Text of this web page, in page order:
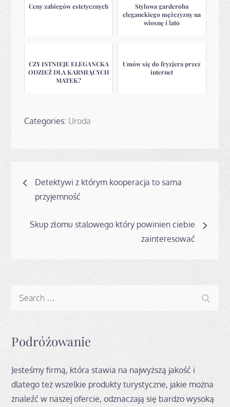
Ceny zabiegów estetycznych
Stylowa garderoba
eleganckiego mężczyzny na
wiosnę i lato
CZY ISTNIEJE ELEGANCKA
ODZIEŻ DLA KARMIĄCYCH
MATEK?
Umów się do fryzjera przez
internet
Categories: Uroda
Nawigacja
wpisu
Detektywi z którym kooperacja to sama
przyjemność
Skup złomu stalowego który powinien ciebie
zainteresować
Podróżowanie
Jesteśmy firmą, która stawia na najwyższą jakość i
dlatego też wszelkie produkty turystyczne, jakie można
znaleźć w naszej ofercie, odznaczają się bardzo wysoką